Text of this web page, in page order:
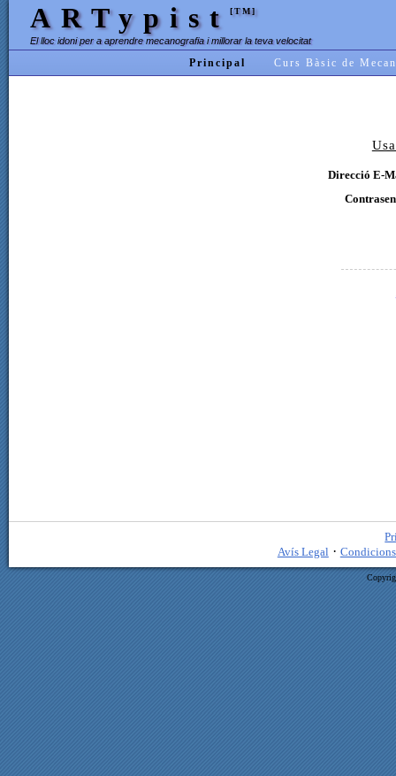
ARTypist [TM]
El lloc idoni per a aprendre mecanografia i millorar la teva velocitat
Principal Curs Bàsic de
Direcció E-
Avís Legal ·